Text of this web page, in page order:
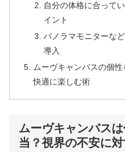
自分の体格に合って
イント
パノラマモニターな
導入
ムーヴキャンバスの個
快適に楽しむ術
ムーヴキャンバス
当？視界の不安に